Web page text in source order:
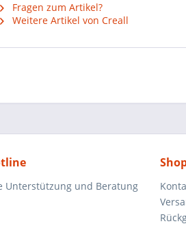
Fragen zum Artikel?
Weitere Artikel von Creall
Unterstützung und Beratung